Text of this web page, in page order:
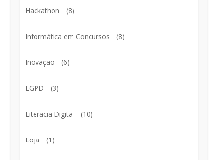
Hackathon (8)
Informática em Concursos (8)
Inovação (6)
LGPD (3)
Literacia Digital (10)
Loja (1)